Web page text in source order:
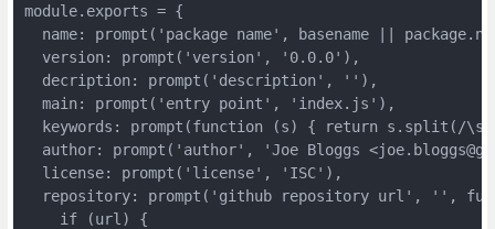
module.exports = {
name: prompt('package name', basename ||
  version: prompt('version', '0.0.0'),
  decription: prompt('description', ''),
  main: prompt('entry point', 'index.js'),
keywords: prompt(function (s) { return s.split(/
author: prompt('author', 'Joe Bloggs
  license: prompt('license', 'ISC'),
repository: prompt('github repository url', '',
    if (url) {